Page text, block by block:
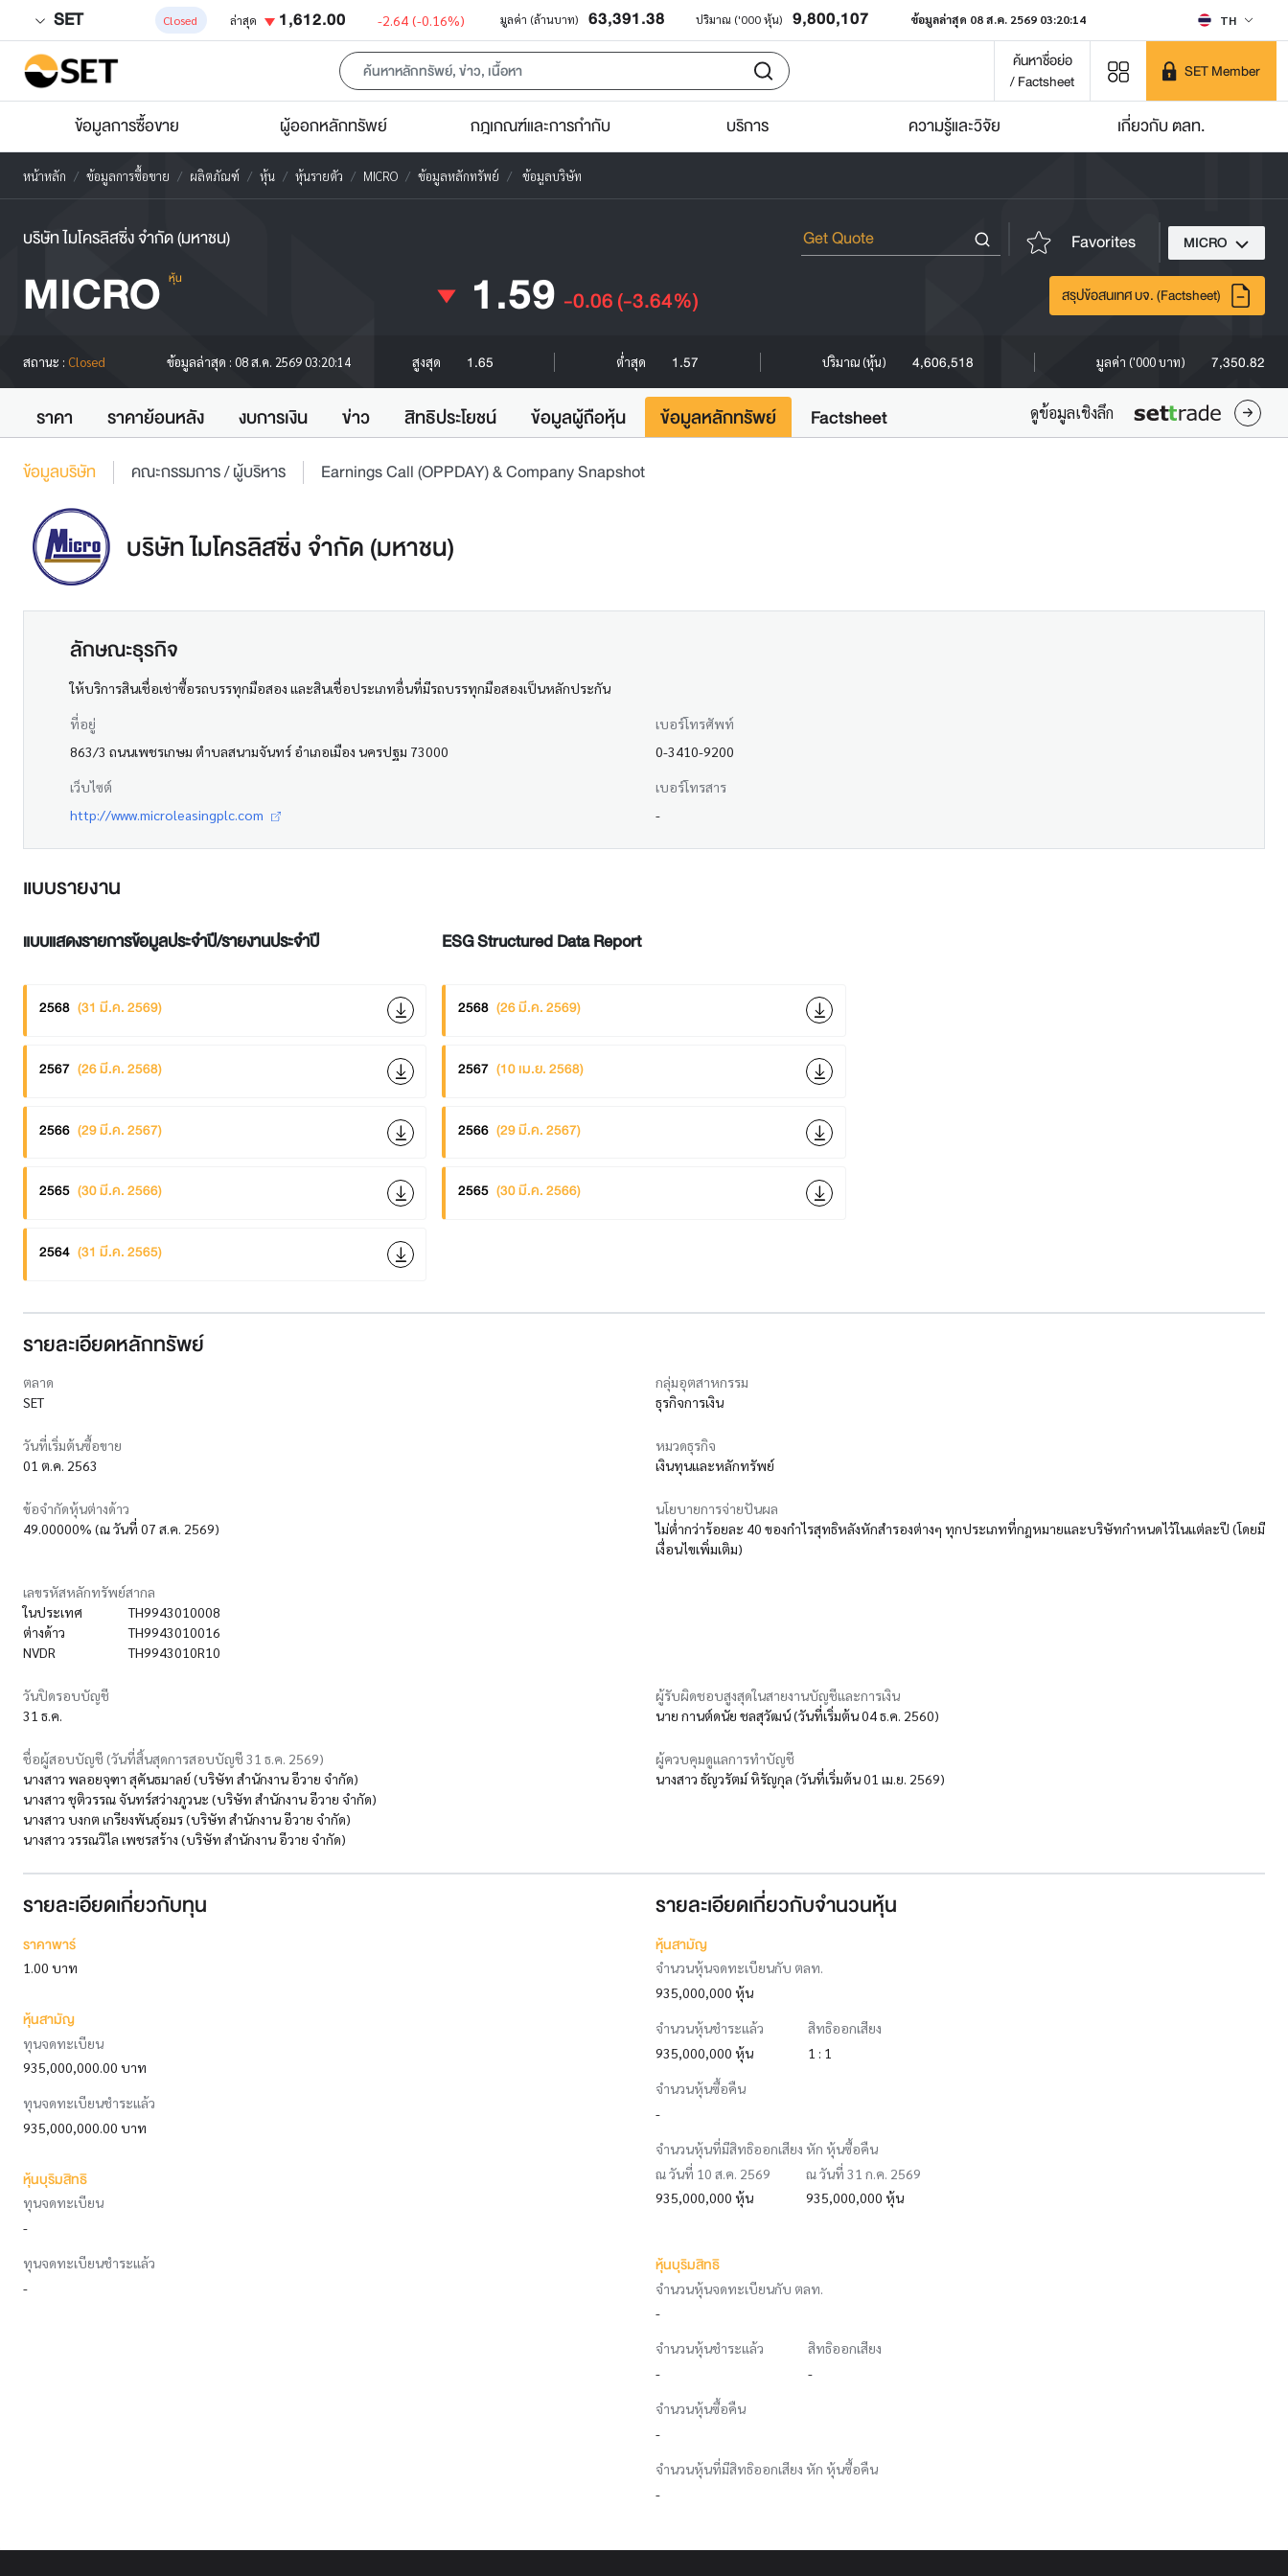
SET Closed ล่าสุด 1,612.00 -2.64 (-0.16%) มูลค่า (ล้านบาท) 63,391.38 ปริมาณ ('000 หุ้น) 9,800,107 ข้อมูลล่าสุด 08 ส.ค. 2569 03:20:14 TH
ค้นหาชื่อย่อ
/ Factsheet
SET Member
ข้อมูลการซื้อขาย ผู้ออกหลักทรัพย์ กฎเกณฑ์และการกำกับ บริการ ความรู้และวิจัย เกี่ยวกับ ตลท.
หน้าหลัก ข้อมูลการซื้อขาย ผลิตภัณฑ์ หุ้น หุ้นรายตัว MICRO ข้อมูลหลักทรัพย์ ข้อมูลบริษัท
บริษัท ไมโครลิสซิ่ง จำกัด (มหาชน) Favorites MICRO
MICRO หุ้น 1.59 -0.06(-3.64%) สรุปข้อสนเทศ บจ. (Factsheet)
สถานะ : Closed ข้อมูลล่าสุด : 08 ส.ค. 2569 03:20:14 สูงสุด 1.65 ต่ำสุด 1.57 ปริมาณ (หุ้น) 4,606,518 มูลค่า ('000 บาท) 7,350.82
ราคา ราคาย้อนหลัง งบการเงิน ข่าว สิทธิประโยชน์ ข้อมูลผู้ถือหุ้น ข้อมูลหลักทรัพย์ Factsheet ดูข้อมูลเชิงลึก
ข้อมูลบริษัท คณะกรรมการ / ผู้บริหาร Earnings Call (OPPDAY) & Company Snapshot
บริษัท ไมโครลิสซิ่ง จำกัด (มหาชน)
ลักษณะธุรกิจ
ให้บริการสินเชื่อเช่าซื้อรถบรรทุกมือสอง และสินเชื่อประเภทอื่นที่มีรถบรรทุกมือสองเป็นหลักประกัน
ที่อยู่
863/3 ถนนเพชรเกษม ตำบลสนามจันทร์ อำเภอเมือง นครปฐม 73000
เบอร์โทรศัพท์
0-3410-9200
เว็บไซต์
http://www.microleasingplc.com
เบอร์โทรสาร
-
แบบรายงาน
แบบแสดงรายการข้อมูลประจำปี/รายงานประจำปี
2568 (31 มี.ค. 2569)
2567 (26 มี.ค. 2568)
2566 (29 มี.ค. 2567)
2565 (30 มี.ค. 2566)
2564 (31 มี.ค. 2565)
ESG Structured Data Report
2568 (26 มี.ค. 2569)
2567 (10 เม.ย. 2568)
2566 (29 มี.ค. 2567)
2565 (30 มี.ค. 2566)
รายละเอียดหลักทรัพย์
ตลาด
SET
กลุ่มอุตสาหกรรม
ธุรกิจการเงิน
วันที่เริ่มต้นซื้อขาย
01 ต.ค. 2563
หมวดธุรกิจ
เงินทุนและหลักทรัพย์
ข้อจำกัดหุ้นต่างด้าว
49.00000% (ณ วันที่ 07 ส.ค. 2569)
นโยบายการจ่ายปันผล
ไม่ต่ำกว่าร้อยละ 40 ของกำไรสุทธิหลังหักสำรองต่างๆ ทุกประเภทที่กฎหมายและบริษัทกำหนดไว้ในแต่ละปี (โดยมี
เงื่อนไขเพิ่มเติม)
เลขรหัสหลักทรัพย์สากล
ในประเทศ
TH9943010008
ต่างด้าว
TH9943010016
NVDR
TH9943010R10
วันปิดรอบบัญชี
31 ธ.ค.
ชื่อผู้สอบบัญชี (วันที่สิ้นสุดการสอบบัญชี 31 ธ.ค. 2569)
นางสาว พลอยจุฑา สุคันธมาลย์ (บริษัท สำนักงาน อีวาย จำกัด)
นางสาว ชุติวรรณ จันทร์สว่างภูวนะ (บริษัท สำนักงาน อีวาย จำกัด)
นางสาว บงกต เกรียงพันธุ์อมร (บริษัท สำนักงาน อีวาย จำกัด)
นางสาว วรรณวิไล เพชรสร้าง (บริษัท สำนักงาน อีวาย จำกัด)
ผู้รับผิดชอบสูงสุดในสายงานบัญชีและการเงิน
นาย กานต์ดนัย ชลสุวัฒน์ (วันที่เริ่มต้น 04 ธ.ค. 2560)
ผู้ควบคุมดูแลการทำบัญชี
นางสาว ธัญวรัตม์ หิรัญกุล (วันที่เริ่มต้น 01 เม.ย. 2569)
รายละเอียดเกี่ยวกับทุน
ราคาพาร์
1.00 บาท
หุ้นสามัญ
ทุนจดทะเบียน
935,000,000.00 บาท
ทุนจดทะเบียนชำระแล้ว
935,000,000.00 บาท
หุ้นบุริมสิทธิ
ทุนจดทะเบียน
-
ทุนจดทะเบียนชำระแล้ว
-
รายละเอียดเกี่ยวกับจำนวนหุ้น
หุ้นสามัญ
จำนวนหุ้นจดทะเบียนกับ ตลท.
935,000,000 หุ้น
จำนวนหุ้นชำระแล้ว
935,000,000 หุ้น
สิทธิออกเสียง
1 : 1
จำนวนหุ้นซื้อคืน
-
จำนวนหุ้นที่มีสิทธิออกเสียง หัก หุ้นซื้อคืน
ณ วันที่ 10 ส.ค. 2569
935,000,000 หุ้น
ณ วันที่ 31 ก.ค. 2569
935,000,000 หุ้น
หุ้นบุริมสิทธิ
จำนวนหุ้นจดทะเบียนกับ ตลท.
-
จำนวนหุ้นชำระแล้ว
-
สิทธิออกเสียง
-
จำนวนหุ้นซื้อคืน
-
จำนวนหุ้นที่มีสิทธิออกเสียง หัก หุ้นซื้อคืน
-